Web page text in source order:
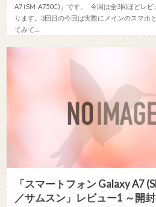
A7 (SM-A750C)』です。 今回は全3回ほどレビ
ります。3回目の今回は実際にメインのスマホ
てみて…
「スマートフォン Galaxy A7
／サムスン」レビュー1 ～開